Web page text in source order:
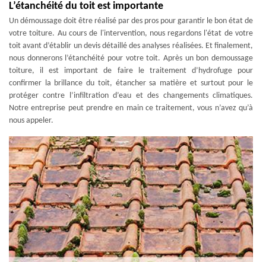
L’étanchéité du toit est importante
Un démoussage doit être réalisé par des pros pour garantir le bon état de
votre toiture. Au cours de l'intervention, nous regardons l'état de votre
toit avant d’établir un devis détaillé des analyses réalisées. Et finalement,
nous donnerons l’étanchéité pour votre toit. Après un bon demoussage
toiture, il est important de faire le traitement d’hydrofuge pour
confirmer la brillance du toit, étancher sa matière et surtout pour le
protéger contre l’infiltration d’eau et des changements climatiques.
Notre entreprise peut prendre en main ce traitement, vous n’avez qu’à
nous appeler.